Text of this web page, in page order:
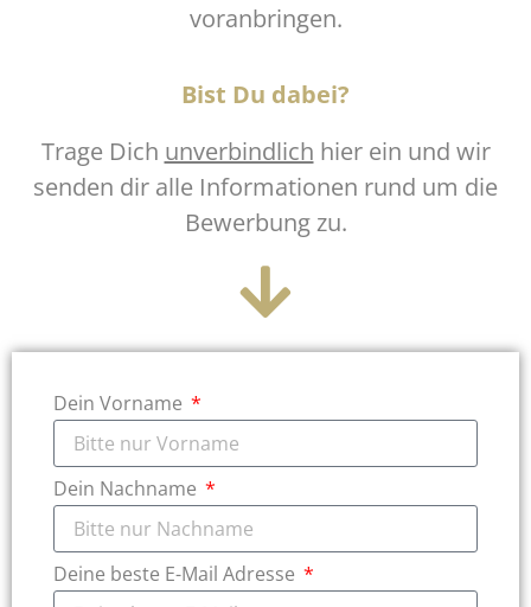
voranbringen.
Bist Du dabei?
Trage Dich unverbindlich hier ein und wir
senden dir alle Informationen rund um die
Bewerbung zu.
Dein Vorname
Dein Nachname
Deine beste E-Mail Adresse